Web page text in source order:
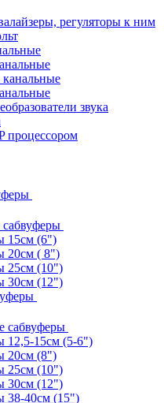
регуляторы к ним
звука
процессором
15см (6")
20см ( 8")
25см (10")
30см (12")
сабвуферы
12,5-15см (5-6")
20см (8")
25см (10")
30см (12")
38-40см (15")